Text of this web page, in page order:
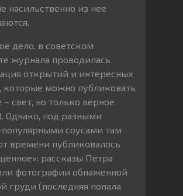
насильственно из нее
дело, в советском
журнала проводилась
открытий и интересных
которые можно публиковать
– свет, но только верное
Однако, под разными
популярными соусами там
времени публиковалось
рассказы Петра
фотографии обнаженной
груди (последняя попала